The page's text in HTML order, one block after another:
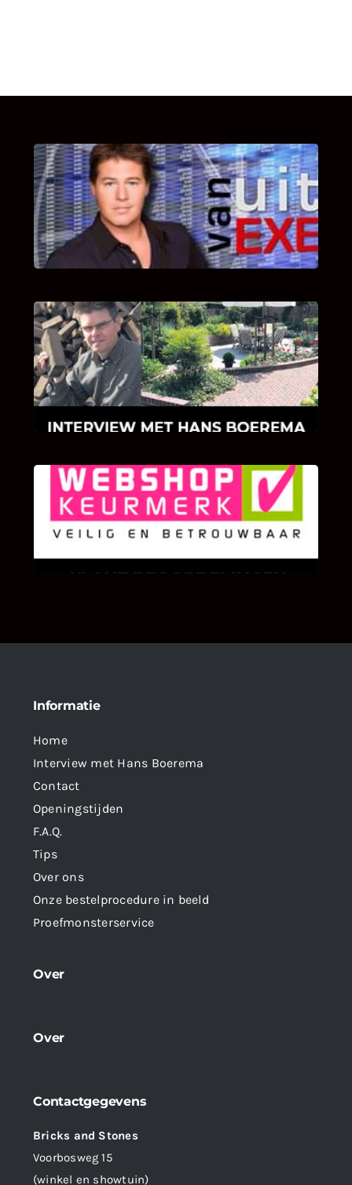
UITSTEL VAN EXECUTIE
Bekijk hier de fragmenten van de deelname
van Bricks and Stones aan dit programma.
INTERVIEW MET HANS BOEREMA
Hoe Bricks and Stones ontstaan is en wat
Hans Boerema motiveert in de wereld van
klinkers en tegels!
KLANT BEOORDELINGEN
We zijn er zeer op gesteld om te weten wat u
als klant van ons en onze diensten vindt.
Informatie
Home
Interview met Hans Boerema
Contact
Openingstijden
F.A.Q.
Tips
Over ons
Onze bestelprocedure in beeld
Proefmonsterservice
Over
Over
Contactgegevens
Bricks and Stones
Voorbosweg 15
(winkel en showtuin)